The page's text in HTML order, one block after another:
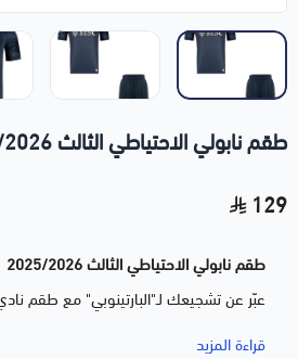
طقم نابولي الاحتياطي الثالث 2025/2026
129
طقم نابولي الاحتياطي الثالث 2025/2026
عبّر عن تشجيعك لـ"البارتينوبي" مع طقم
لموسم 2025/2026.
قراءة المزيد